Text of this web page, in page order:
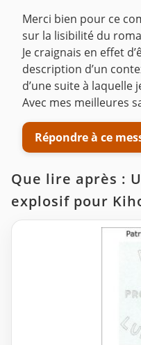
Merci bien pour ce
sur la lisibilité du
Je craignais en effet
description d’un
d’une suite à laquelle
Avec mes meilleures
Répondre à ce
Que lire après :
explosif pour